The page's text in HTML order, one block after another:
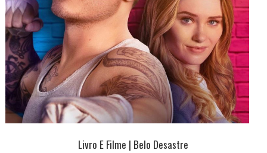
Livro E Filme | Belo Desastre